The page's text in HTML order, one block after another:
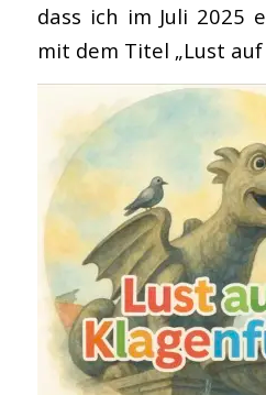
dass ich im Juli 2025
mit dem Titel „Lust